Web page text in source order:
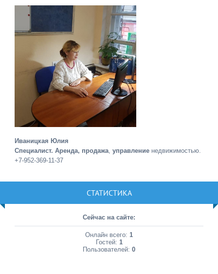
Иваницкая Юлия
Специалист. Аренда, продажа управление недвижимостью.
+7-952-369-11-37
СТАТИСТИКА
Сейчас на сайте:
Онлайн всего: 1
Гостей: 1
Пользователей: 0